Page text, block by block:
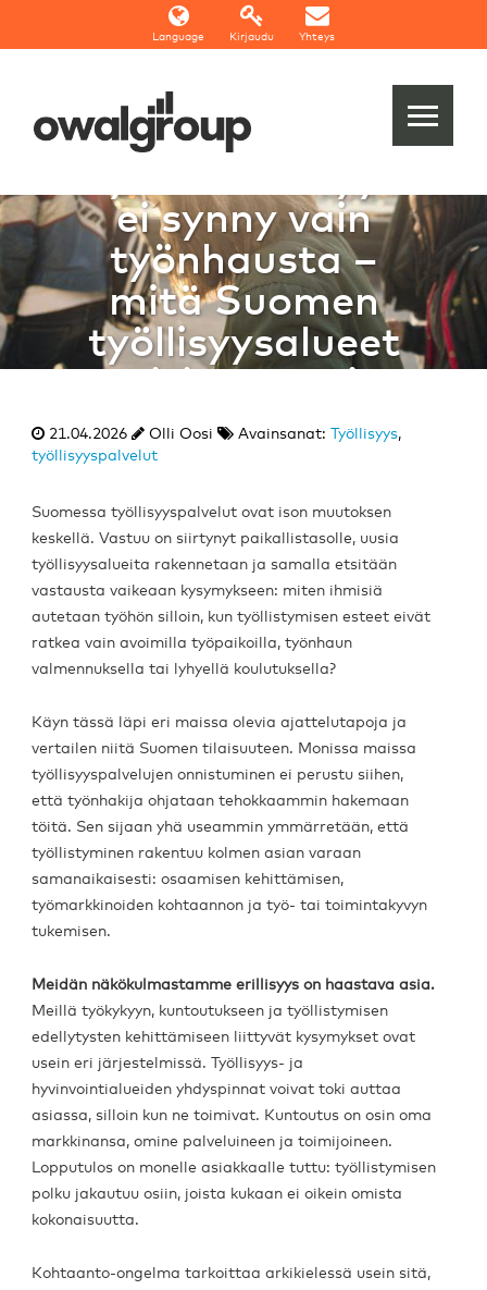
Language Kirjaudu Yhteys
BLOGI:
ei synny vain
työnhausta –
mitä Suomen
työllisyysalueet
muilta mailta?
21.04.2026 Olli Oosi Avainsanat:Työllisyys,
työllisyyspalvelut
Suomessa työllisyyspalvelut ovat ison muutoksen
keskellä. Vastuu on siirtynyt paikallistasolle, uusia
työllisyysalueita rakennetaan ja samalla etsitään
vastausta vaikeaan kysymykseen: miten ihmisiä
autetaan työhön silloin, kun työllistymisen esteet eivät
ratkea vain avoimilla työpaikoilla, työnhaun
valmennuksella tai lyhyellä koulutuksella?
Käyn tässä läpi eri maissa olevia ajattelutapoja ja
vertailen niitä Suomen tilaisuuteen. Monissa maissa
työllisyyspalvelujen onnistuminen ei perustu siihen,
että työnhakija ohjataan tehokkaammin hakemaan
töitä. Sen sijaan yhä useammin ymmärretään, että
työllistyminen rakentuu kolmen asian varaan
samanaikaisesti: osaamisen kehittämisen,
työmarkkinoiden kohtaannon ja työ- tai toimintakyvyn
tukemisen.
Meidän näkökulmastamme erillisyys on haastava asia.
Meillä työkykyyn, kuntoutukseen ja työllistymisen
edellytysten kehittämiseen liittyvät kysymykset ovat
usein eri järjestelmissä. Työllisyys- ja
hyvinvointialueiden yhdyspinnat voivat toki auttaa
asiassa, silloin kun ne toimivat. Kuntoutus on osin oma
markkinansa, omine palveluineen ja toimijoineen.
Lopputulos on monelle asiakkaalle tuttu: työllistymisen
polku jakautuu osiin, joista kukaan ei oikein omista
kokonaisuutta.
Kohtaanto-ongelma tarkoittaa arkikielessä usein sitä,